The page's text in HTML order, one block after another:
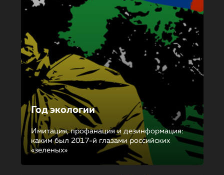
Год экологии
Имитация, профанация и дезинформация:
каким был 2017-й глазами российских
«зеленых»